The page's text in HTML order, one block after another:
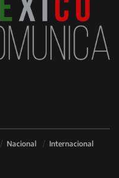
Nacional Internacional